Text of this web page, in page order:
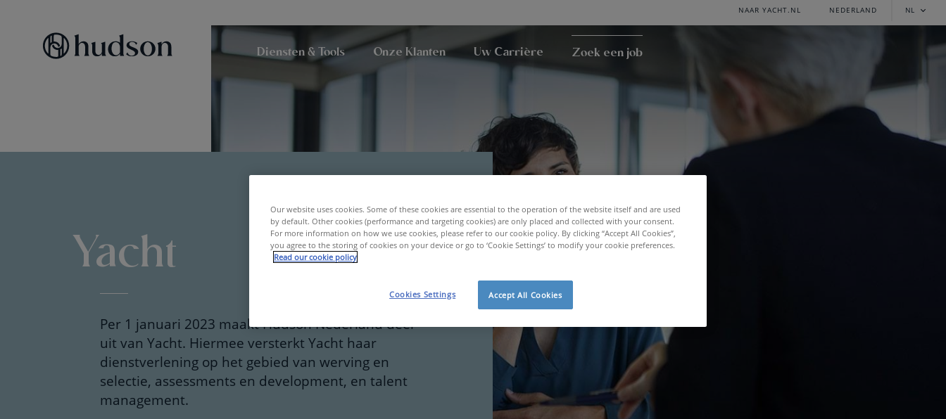
NAAR YACHT.NL NEDERLAND NL
Diensten & Tools Onze Klanten Uw Carrière Zoek een job
Yacht
Per 1 januari 2023 maakt Hudson Nederland deel
uit van Yacht. Hiermee versterkt Yacht haar
dienstverlening op het gebied van werving en
selectie, assessments en development, en talent
management.
Our website uses cookies. Some of these cookies are essential to the operation of the website itself and are used
by default. Other cookies (performance and targeting cookies) are only placed and collected with your consent.
For more information on how we use cookies, please refer to our cookie policy. By clicking “Accept All Cookies”,
you agree to the storing of cookies on your device or go to ‘Cookie Settings’ to modify your cookie preferences.
Read our cookie policy
Accept All Cookies
Cookies Settings